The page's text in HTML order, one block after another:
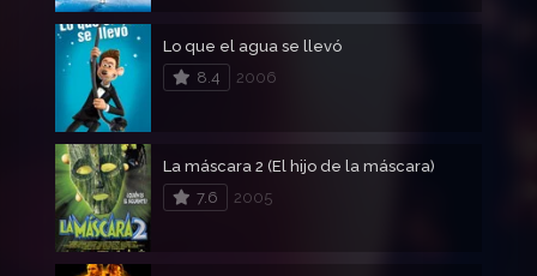
Lo que el agua se llevó
8.4
2006
La máscara 2 (El hijo de la máscara)
7.6
2005